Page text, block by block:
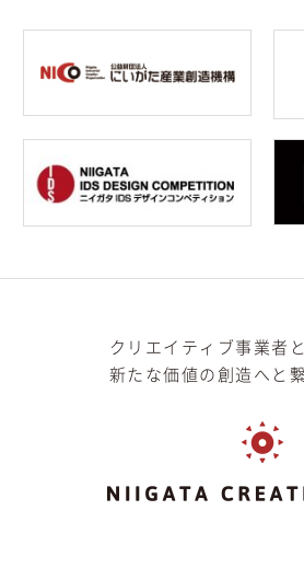
クリエイティブ事業者
新たな価値の創造へと